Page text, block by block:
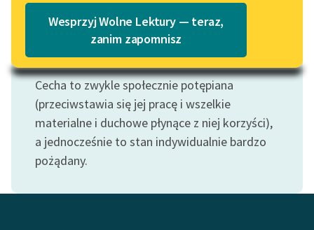
Lektury szkolne i klasyka
literatury do słuchania dla
uczennic i uczniów z
niepełnosprawnościami
E-kolekcja lektur
słuchania dla uczennic i
uczniów z
Katalog w formacie PDF
Wesprzyj Wolne Lektury — teraz,
zanim zapomnisz
Motyw: Lenistwo
Cecha to zwykle społecznie potępiana
(przeciwstawia się jej pracę i wszelkie
materialne i duchowe płynące z niej korzyści),
a jednocześnie to stan indywidualnie bardzo
pożądany.